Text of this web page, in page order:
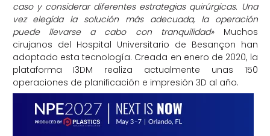
caso y considerar diferentes estrategias quirúrgicas. Una
vez elegida la solución más adecuada, la operación
puede llevarse a cabo con tranquilidad»Muchos
cirujanos del Hospital Universitario de Besançon han
adoptado esta tecnología. Creada en enero de 2020, la
plataforma I3DM realiza actualmente unas 150
operaciones de planificación e impresión 3D al año.